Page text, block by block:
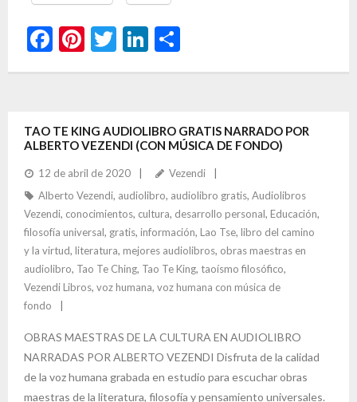
F
ac
o
o
k
Pi
nt
t
T
w
Li
n
n
o
ar
ti
r
TAO TE KING AUDIOLIBRO GRATIS NARRADO POR
ALBERTO VEZENDI (CON MÚSICA DE FONDO)
12 de abril de 2020
Vezendi
Alberto Vezendi, audiolibro, audiolibro gratis, Audiolibros
Vezendi, conocimientos, cultura, desarrollo personal, Educación,
filosofía universal, gratis, información, Lao Tse, libro del camino
y la virtud, literatura, mejores audiolibros, obras maestras en
audiolibro, Tao Te Ching, Tao Te King, taoísmo filosófico,
Vezendi Libros, voz humana, voz humana con música de
fondo
OBRAS MAESTRAS DE LA CULTURA EN AUDIOLIBRO
NARRADAS POR ALBERTO VEZENDI Disfruta de la calidad
de la voz humana grabada en estudio para escuchar obras
maestras de la literatura, filosofía y pensamiento universales.